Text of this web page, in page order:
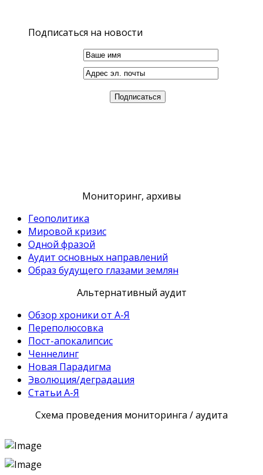
Подписаться на новости
Мониторинг, архивы
Геополитика
Мировой кризис
Одной фразой
Аудит основных направлений
Образ будущего глазами землян
Альтернативный аудит
Обзор хроники от А-Я
Переполюсовка
Пост-апокалипсис
Ченнелинг
Новая Парадигма
Эволюция/деградация
Статьи А-Я
Схема проведения мониторинга / аудита